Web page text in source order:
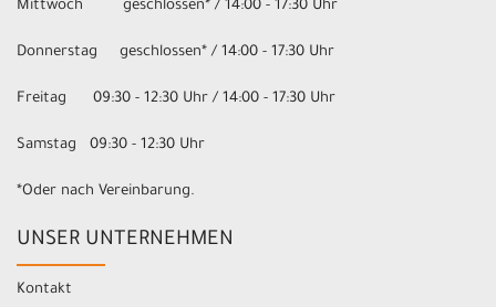
Mittwoch geschlossen* / 14:00 - 17:30 Uhr
Donnerstag geschlossen* / 14:00 - 17:30 Uhr
Freitag 09:30 - 12:30 Uhr / 14:00 - 17:30 Uhr
Samstag 09:30 - 12:30 Uhr
*Oder nach Vereinbarung.
UNSER UNTERNEHMEN
Kontakt